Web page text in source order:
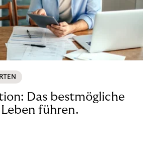
Das bestmögliche
führen.